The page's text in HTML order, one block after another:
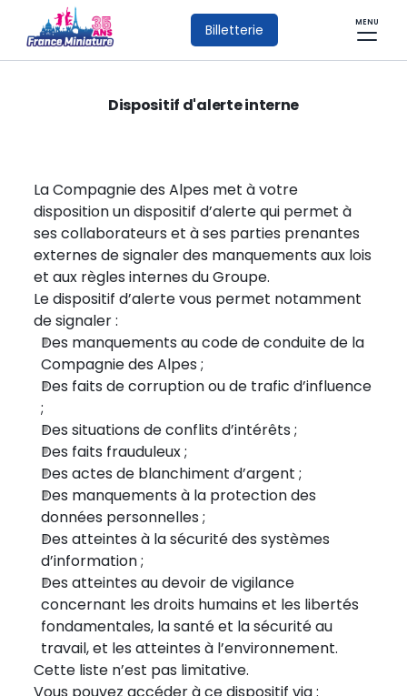
Billetterie MENU
Dispositif d'alerte interne
La Compagnie des Alpes met à votre
disposition un dispositif d’alerte qui permet à
ses collaborateurs et à ses parties prenantes
externes de signaler des manquements aux lois
et aux règles internes du Groupe.
Le dispositif d’alerte vous permet notamment
de signaler :
Des manquements au code de conduite de la
Compagnie des Alpes ;
Des faits de corruption ou de trafic d’influence
;
Des situations de conflits d’intérêts ;
Des faits frauduleux ;
Des actes de blanchiment d’argent ;
Des manquements à la protection des
données personnelles ;
Des atteintes à la sécurité des systèmes
d’information ;
Des atteintes au devoir de vigilance
concernant les droits humains et les libertés
fondamentales, la santé et la sécurité au
travail, et les atteintes à l’environnement.
Cette liste n’est pas limitative.